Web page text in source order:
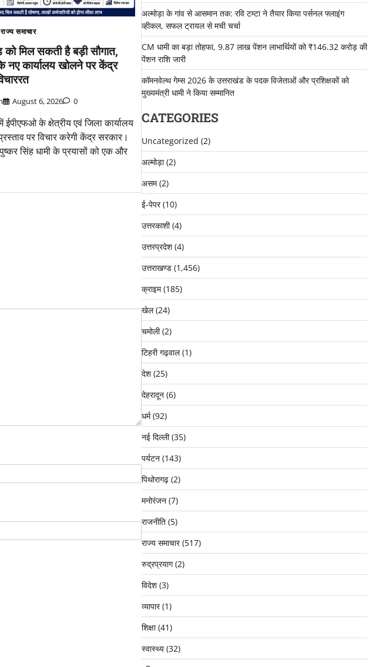
राज्य समाचार
को मिल सकती है बड़ी सौगात,
नए कार्यालय खोलने पर केंद्र
August 6, 2026 0
ईपीएफओ के क्षेत्रीय एवं जिला कार्यालय
पर विचार करेगी केंद्र सरकार।
सिंह धामी के प्रयासों को एक और
अल्मोड़ा के गांव से आसमान तक: रवि टम्टा ने तैयार किया पर्सनल फ्लाइंग
व्हीकल, सफल ट्रायल से मची चर्चा
CM धामी का बड़ा तोहफा, 9.87 लाख पेंशन लाभार्थियों को ₹146.32 करोड़ की
पेंशन राशि जारी
कॉमनवेल्थ गेम्स 2026 के उत्तराखंड के पदक विजेताओं और प्रशिक्षकों को
मुख्यमंत्री धामी ने किया सम्मानित
CATEGORIES
Uncategorized (2)
अल्मोड़ा(2)
असम(2)
ई-पेपर(10)
उत्तरकाशी(4)
उत्तरप्रदेश(4)
उत्तराखण्ड(1,456)
क्राइम(185)
खेल(24)
चमोली(2)
टिहरी गढ़वाल(1)
देश(25)
देहरादून(6)
धर्म(92)
नई दिल्ली(35)
पर्यटन(143)
पिथोरागढ़(2)
मनोरंजन(7)
राजनीति(5)
राज्य समाचार(517)
रुद्रप्रयाग(2)
विदेश(3)
व्यापार(1)
शिक्षा(41)
स्वास्थ्य(32)